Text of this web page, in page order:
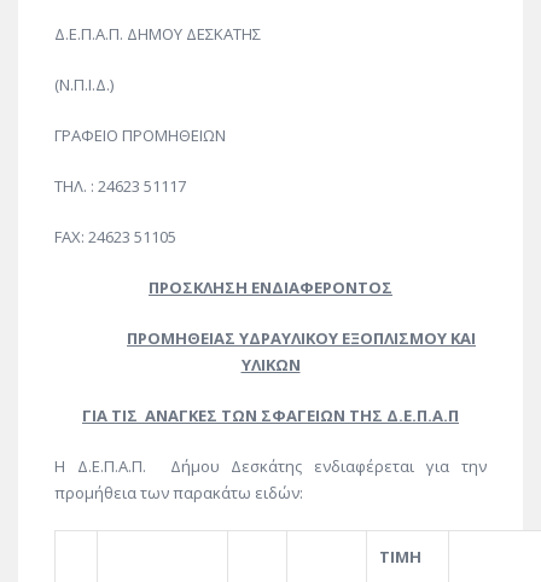
Δ.Ε.Π.Α.Π. ΔΗΜΟΥ ΔΕΣΚΑΤΗΣ
(Ν.Π.Ι.Δ.)
ΓΡΑΦΕΙΟ ΠΡΟΜΗΘΕΙΩΝ
ΤΗΛ. : 24623 51117
FAX: 24623 51105
ΠΡΟΣΚΛΗΣΗ ΕΝΔΙΑΦΕΡΟΝΤΟΣ
ΠΡΟΜΗΘΕΙΑΣ ΥΔΡΑΥΛΙΚΟΥ ΕΞΟΠΛΙΣΜΟΥ ΚΑΙ
ΥΛΙΚΩΝ
ΓΙΑ ΤΙΣ ΑΝΑΓΚΕΣ ΤΩΝ ΣΦΑΓΕΙΩΝ ΤΗΣ Δ.Ε.Π.Α.Π
Η Δ.Ε.Π.Α.Π. Δήμου Δεσκάτης ενδιαφέρεται για την
προμήθεια των παρακάτω ειδών:
ΤΙΜΗ